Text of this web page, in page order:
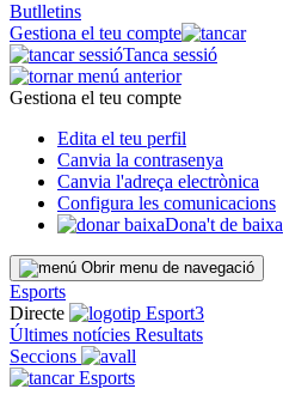
Butlletins
Gestiona el teu compte
Tanca sessió
Gestiona el teu compte
Edita el teu perfil
Canvia la contrasenya
Canvia l'adreça electrònica
Configura les comunicacions
Dona't de baixa
Obrir menu de navegació
Esports
Directe
Últimes notícies Resultats
Seccions
Esports